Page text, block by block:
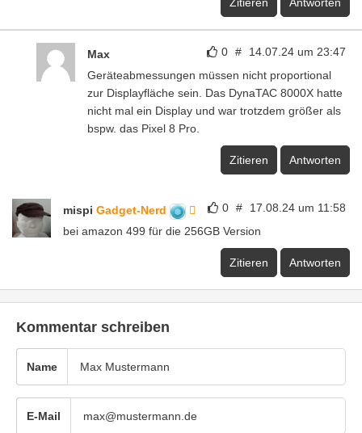
Zitieren Antworten
0 # 14.07.24 um 23:47
Max
Geräteabmessungen müssen nicht proportional
zur Displayfläche sein. Das DynaTAC 8000X hatte
nicht mal ein Display und war trotzdem größer als
bspw. das Pixel 8 Pro.
Zitieren Antworten
0 # 17.08.24 um 11:58
mispi Gadget-Nerd
bei amazon 499 für die 256GB Version
Zitieren Antworten
Kommentar schreiben
Name
E-Mail